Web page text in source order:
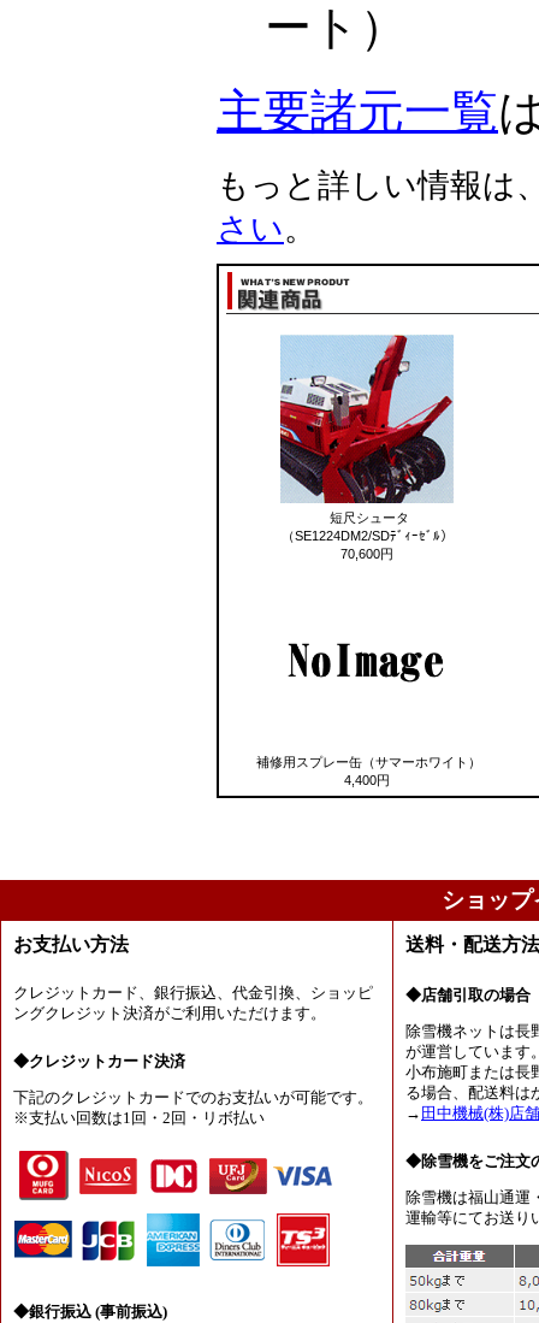
ート）
主要諸元一覧
もっと詳しい情報は
さい。
短尺シュータ
（SE1224DM2/SDﾃﾞｨｰｾﾞﾙ）
70,600円
補修用スプレー缶（サマーホワイト）
4,400円
ショッ
お支払い方法
クレジットカード、銀行振込、代金引換、ショッピ
ングクレジット決済がご利用いただけます。
◆クレジットカード決済
下記のクレジットカードでのお支払いが可能です。
※支払い回数は1回・2回・リボ払い
◆銀行振込 (事前振込)
送料・配送方
◆店舗引取の場合
除雪機ネットは長
が運営しています
小布施町または長
る場合、配送料は
→ 田中機械(株)店
◆除雪機をご注文
除雪機は福山通運
運輸等にてお送り